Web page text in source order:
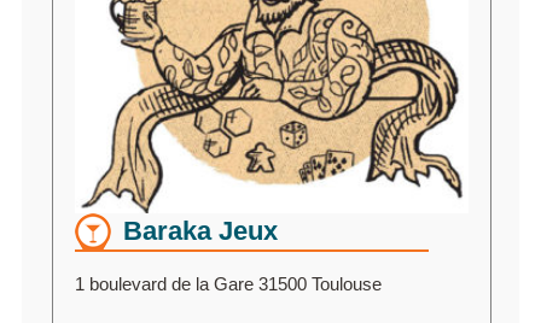
Baraka Jeux
1 boulevard de la Gare 31500 Toulouse